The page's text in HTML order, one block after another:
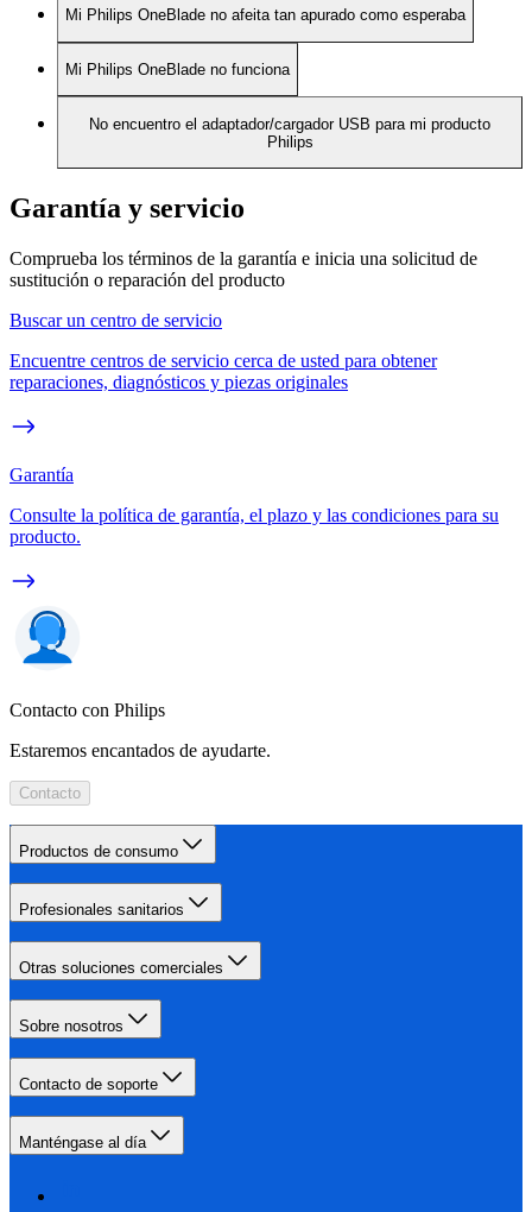
Mi Philips OneBlade no afeita tan apurado como esperaba
Mi Philips OneBlade no funciona
No encuentro el adaptador/cargador USB para mi producto
Philips
Garantía y servicio
Comprueba los términos de la garantía e inicia una solicitud de
sustitución o reparación del producto
Buscar un centro de servicio
Encuentre centros de servicio cerca de usted para obtener
reparaciones, diagnósticos y piezas originales
Garantía
Consulte la política de garantía, el plazo y las condiciones para su
producto.
Contacto con Philips
Estaremos encantados de ayudarte.
Contacto
Productos de consumo
Profesionales sanitarios
Otras soluciones comerciales
Sobre nosotros
Contacto de soporte
Manténgase al día